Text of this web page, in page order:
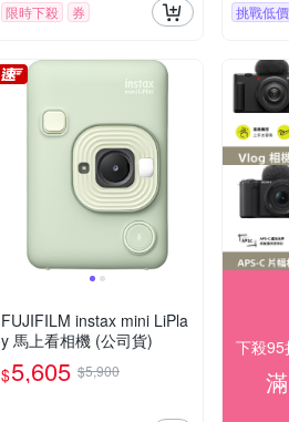
限時下殺 券 挑戰低價
FUJIFILM instax mini LiPla
y 馬上看相機 (公司貨)
$5,605 $5,900